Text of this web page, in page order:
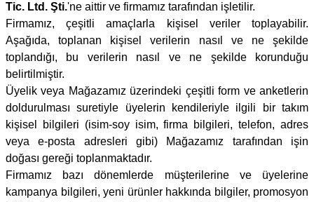
Tic. Ltd. Şti.'ne aittir ve firmamız tarafından işletilir.
Firmamız,çeşitli amaçlarla kişisel veriler toplayabilir.
Aşağıda, toplanan kişisel verilerin nasıl ve ne şekilde
toplandığı, bu verilerin nasıl ve ne şekilde korunduğu
belirtilmiştir.
Üyelik veya Mağazamız üzerindeki çeşitli form ve anketlerin
doldurulması suretiyle üyelerin kendileriyle ilgili bir takım
kişisel bilgileri (isim-soy isim, firma bilgileri, telefon, adres
veya e-posta adresleri gibi) Mağazamız tarafından işin
doğası gereği toplanmaktadır.
Firmamız bazı dönemlerde müşterilerine ve üyelerine
kampanya bilgileri, yeni ürünler hakkında bilgiler, promosyon